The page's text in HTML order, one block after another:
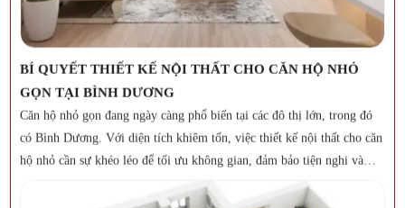
XƯỞNG NỘI THẤT BÌNH DƯƠNG – ĐỊA CHỈ THI CÔNG
NỘI THẤT UY TÍN, CHẤT LƯỢNG
Bình Dương là một trong những khu vực phát triển mạnh mẽ về nội
thất với nhiều xưởng sản xuất và thi công chuyên nghiệp. Xưởng Nội
Thất Hoạt Nguyên tự hào là đơn vị hàng đầu trong lĩnh vực sản xuất
và thi công nội thất tại Bình Dương, cung cấp các sản phẩm chất lượng